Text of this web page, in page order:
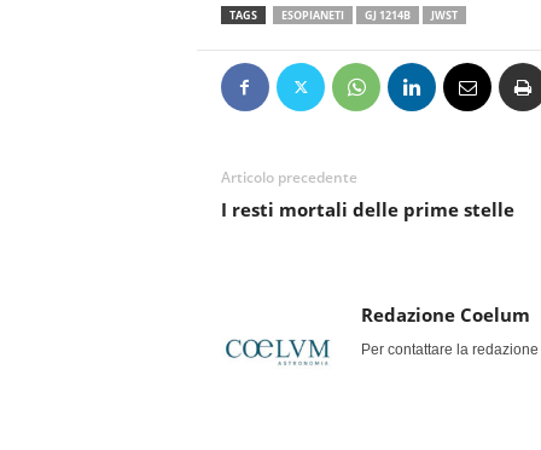
TAGS ESOPIANETI GJ 1214B JWST
Articolo precedente
I resti mortali delle prime stelle
Redazione Coelum
Per contattare la